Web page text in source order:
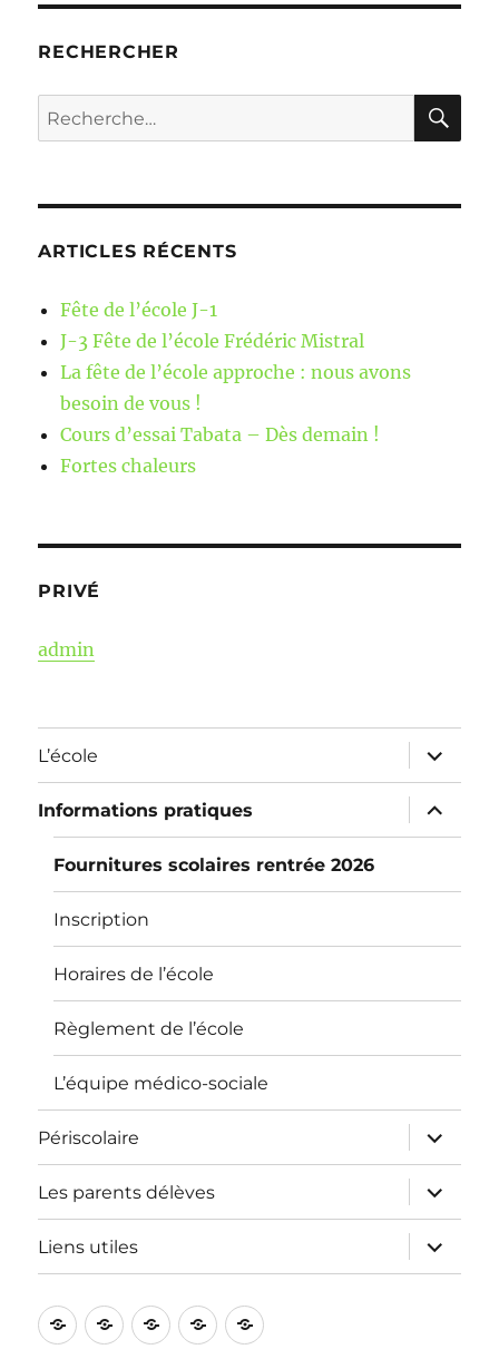
RECHERCHER
Recherche
pour :
ARTICLES RÉCENTS
Fête de l’école J-1
J-3 Fête de l’école Frédéric Mistral
La fête de l’école approche : nous avons
besoin de vous !
Cours d’essai Tabata – Dès demain !
Fortes chaleurs
PRIVÉ
admin
L’école
ouvrir
le
sous-
menu
Informations pratiques
ouvrir
le
sous-
Fournitures scolaires rentrée 2026
Inscription
Horaires de l’école
Règlement de l’école
L’équipe médico-sociale
Périscolaire
ouvrir
le
sous-
menu
Les parents délèves
ouvrir
le
sous-
menu
Liens utiles
ouvrir
le
sous-
L’écoleInformations
Périscolaire
Les
Liens